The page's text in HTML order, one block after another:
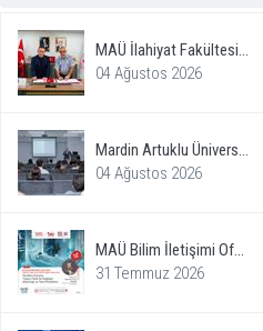
MAÜ İlahiyat Fakültesi...
04 Ağustos 2026
Mardin Artuklu Ünivers...
04 Ağustos 2026
MAÜ Bilim İletişimi Of...
31 Temmuz 2026